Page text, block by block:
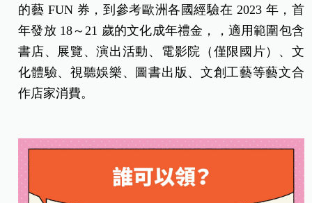
的藝 FUN 券，到參考歐洲各國經驗在 2023 年，首
年發放 18～21 歲的文化成年禮金，，適用範圍包含
書店、展覽、演出活動、電影院（僅限國片）、文
化體驗、視聽娛樂、圖書出版、文創工藝等藝文合
作店家消費。